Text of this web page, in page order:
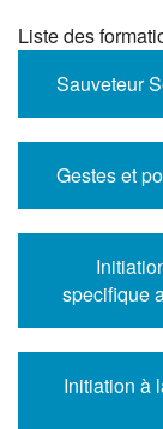
Liste des
Sauveteur
Gestes et
specifique
Initiation à